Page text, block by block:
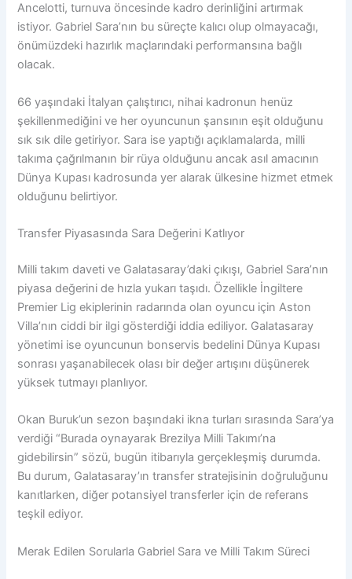
Ancelotti, turnuva öncesinde kadro derinliğini artırmak
istiyor. Gabriel Sara’nın bu süreçte kalıcı olup olmayacağı,
önümüzdeki hazırlık maçlarındaki performansına bağlı
olacak.
66 yaşındaki İtalyan çalıştırıcı, nihai kadronun henüz
şekillenmediğini ve her oyuncunun şansının eşit olduğunu
sık sık dile getiriyor. Sara ise yaptığı açıklamalarda, milli
takıma çağrılmanın bir rüya olduğunu ancak asıl amacının
Dünya Kupası kadrosunda yer alarak ülkesine hizmet etmek
olduğunu belirtiyor.
Transfer Piyasasında Sara Değerini Katlıyor
Milli takım daveti ve Galatasaray’daki çıkışı, Gabriel Sara’nın
piyasa değerini de hızla yukarı taşıdı. Özellikle İngiltere
Premier Lig ekiplerinin radarında olan oyuncu için Aston
Villa’nın ciddi bir ilgi gösterdiği iddia ediliyor. Galatasaray
yönetimi ise oyuncunun bonservis bedelini Dünya Kupası
sonrası yaşanabilecek olası bir değer artışını düşünerek
yüksek tutmayı planlıyor.
Okan Buruk’un sezon başındaki ikna turları sırasında Sara’ya
verdiği “Burada oynayarak Brezilya Milli Takımı’na
gidebilirsin” sözü, bugün itibarıyla gerçekleşmiş durumda.
Bu durum, Galatasaray’ın transfer stratejisinin doğruluğunu
kanıtlarken, diğer potansiyel transferler için de referans
teşkil ediyor.
Merak Edilen Sorularla Gabriel Sara ve Milli Takım Süreci